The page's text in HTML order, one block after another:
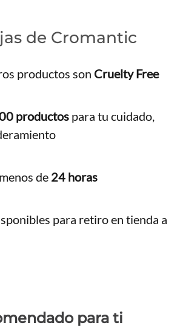
de Cromantic
productos son Cruelty Free
productos para tu cuidado,
de 24 horas
para retiro en tienda a
para ti